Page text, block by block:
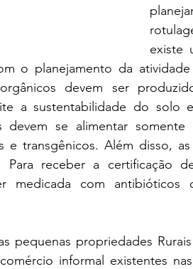
existe
o planejamento da
devem ser
a sustentabilidade do solo
devem se alimentar
e transgênicos. Além disso,
Para receber a certificação
medicada com antibióticos
pequenas propriedades
informal existentes